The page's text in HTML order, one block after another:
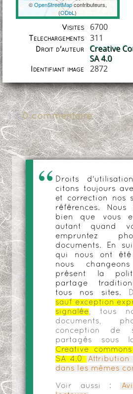
Coordonnées
©OpenStreetMapcontributeurs,
(ODbL)
Visites 6700
Téléchargements 311
Droit d'auteur
Creative
SA 4.0
Identifiant image 2872
0 commentaire
Droits
citons toujours
et correction nos
références. Nous
bien que vous
autant quand
empruntez
documents. En
qui nous ont été
nous
présent la
partage
tous nos sites.
sauf exception
signalée, tous
documents,
conception de
partagés sous
Creative
SA 4.0
Attribution
dans les mêmes
Voir aussi :